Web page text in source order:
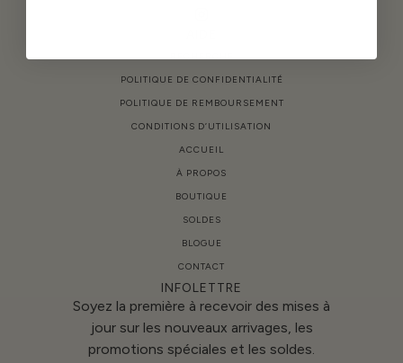
POLITIQUE DE CONFIDENTIALITÉ
POLITIQUE DE REMBOURSEMENT
CONDITIONS D’UTILISATION
ACCUEIL
À PROPOS
BOUTIQUE
SOLDES
BLOGUE
CONTACT
INFOLETTRE
Soyez la première à recevoir des mises à
jour sur les nouveaux arrivages, les
promotions spéciales et les soldes.